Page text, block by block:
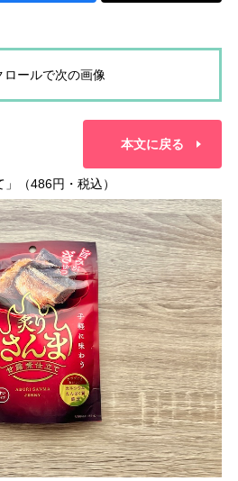
ールで次の画像
本文に戻る
（486円・税込）